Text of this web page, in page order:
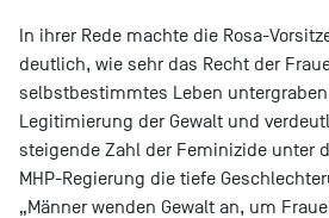
In ihrer Rede machte die Rosa-
deutlich, wie sehr das Recht der
selbstbestimmtes Leben
Legitimierung der Gewalt und
steigende Zahl der Feminizide unter
MHP-Regierung die tiefe
„Männer wenden Gewalt an, um